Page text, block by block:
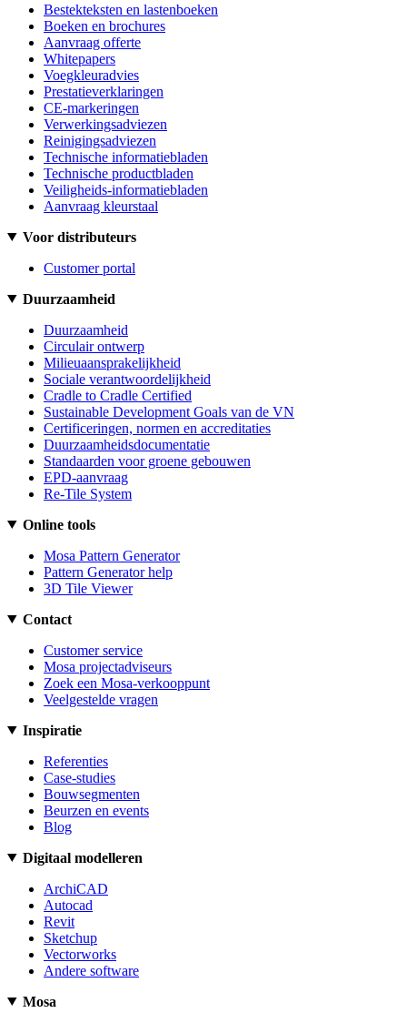
Bestekteksten en lastenboeken
Boeken en brochures
Aanvraag offerte
Whitepapers
Voegkleuradvies
Prestatieverklaringen
CE-markeringen
Verwerkingsadviezen
Reinigingsadviezen
Technische informatiebladen
Technische productbladen
Veiligheids-informatiebladen
Aanvraag kleurstaal
Voor distributeurs
Customer portal
Duurzaamheid
Duurzaamheid
Circulair ontwerp
Milieuaansprakelijkheid
Sociale verantwoordelijkheid
Cradle to Cradle Certified
Sustainable Development Goals van de VN
Certificeringen, normen en accreditaties
Duurzaamheidsdocumentatie
Standaarden voor groene gebouwen
EPD-aanvraag
Re-Tile System
Online tools
Mosa Pattern Generator
Pattern Generator help
3D Tile Viewer
Contact
Customer service
Mosa projectadviseurs
Zoek een Mosa-verkooppunt
Veelgestelde vragen
Inspiratie
Referenties
Case-studies
Bouwsegmenten
Beurzen en events
Blog
Digitaal modelleren
ArchiCAD
Autocad
Revit
Sketchup
Vectorworks
Andere software
Mosa